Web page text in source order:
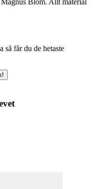
så får du de hetaste